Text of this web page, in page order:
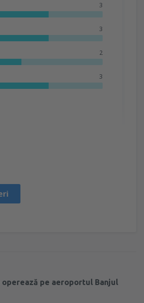
3
3
2
3
pe aeroportul Banjul